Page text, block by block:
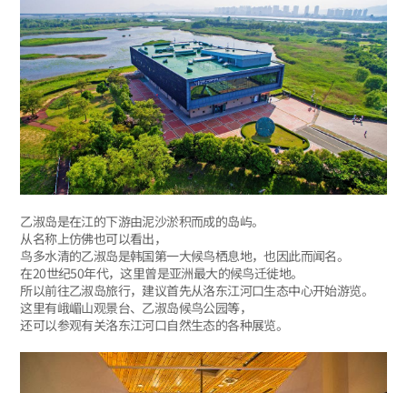
乙淑岛是在江的下游由泥沙淤积而成的岛屿。
从名称上仿佛也可以看出，
鸟多水清的乙淑岛是韩国第一大候鸟栖息地，也因此而闻名。
在20世纪50年代，这里曾是亚洲最大的候鸟迁徙地。
所以前往乙淑岛旅行，建议首先从洛东江河口生态中心开始游览。
这里有峨嵋山观景台、乙淑岛候鸟公园等，
还可以参观有关洛东江河口自然生态的各种展览。